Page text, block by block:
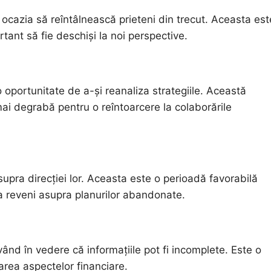
să reîntâlnească prieteni din trecut. Aceasta
să fie deschiși la noi perspective.
de a-și reanaliza strategiile. Această
degrabă pentru o reîntoarcere la colaborările
direcției lor. Aceasta este o perioadă favorabilă
asupra planurilor abandonate.
în vedere că informațiile pot fi incomplete. Este o
aspectelor financiare.